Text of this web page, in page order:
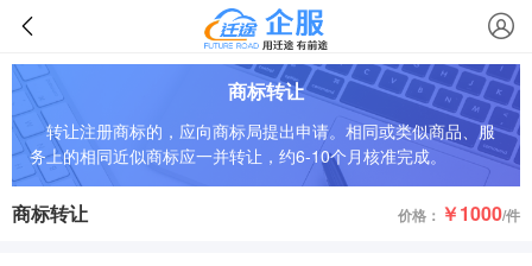
商标转让
转让注册商标的，应向商标局提出申请。相同或类似商品、服
务上的相同近似商标应一并转让，约6-10个月核准完成。
商标转让 价格： ￥1000/件